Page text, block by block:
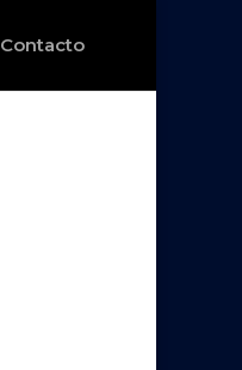
Contacto